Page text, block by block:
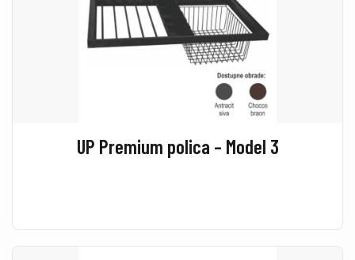
UP Premium polica – Model 3